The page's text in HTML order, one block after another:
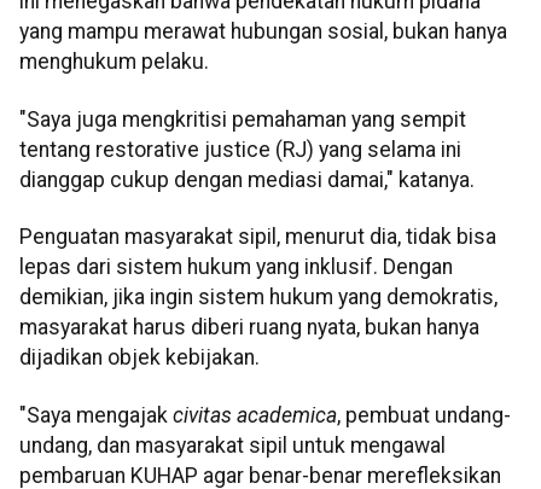
yang mampu merawat hubungan sosial, bukan hanya
menghukum pelaku.
"Saya juga mengkritisi pemahaman yang sempit
tentang restorative justice (RJ) yang selama ini
dianggap cukup dengan mediasi damai," katanya.
Penguatan masyarakat sipil, menurut dia, tidak bisa
lepas dari sistem hukum yang inklusif. Dengan
demikian, jika ingin sistem hukum yang demokratis,
masyarakat harus diberi ruang nyata, bukan hanya
dijadikan objek kebijakan.
"Saya mengajak civitas academica, pembuat undang-
undang, dan masyarakat sipil untuk mengawal
pembaruan KUHAP agar benar-benar merefleksikan